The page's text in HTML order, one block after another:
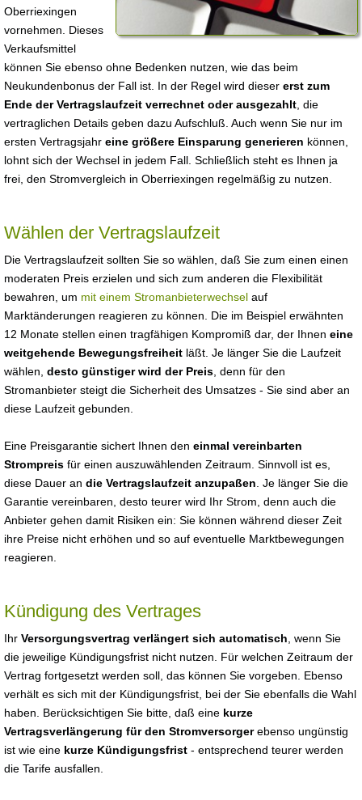
Oberriexingen
vornehmen. Dieses
Verkaufsmittel
können Sie ebenso ohne Bedenken nutzen, wie das beim
Neukundenbonus der Fall ist. In der Regel wird dieser erst zum
Ende der Vertragslaufzeit verrechnet oder ausgezahlt , die
vertraglichen Details geben dazu Aufschluß. Auch wenn Sie nur im
ersten Vertragsjahr eine größere Einsparung generieren können,
lohnt sich der Wechsel in jedem Fall. Schließlich steht es Ihnen ja
frei, den Stromvergleich in Oberriexingen regelmäßig zu nutzen.
Wählen der Vertragslaufzeit
Die Vertragslaufzeit sollten Sie so wählen, daß Sie zum einen einen
moderaten Preis erzielen und sich zum anderen die Flexibilität
bewahren, um mit einem Stromanbieterwechsel auf
Marktänderungen reagieren zu können. Die im Beispiel erwähnten
12 Monate stellen einen tragfähigen Kompromiß dar, der Ihnen eine
weitgehende Bewegungsfreiheit läßt. Je länger Sie die Laufzeit
wählen, desto günstiger wird der Preis , denn für den
Stromanbieter steigt die Sicherheit des Umsatzes - Sie sind aber an
diese Laufzeit gebunden.
Eine Preisgarantie sichert Ihnen den einmal vereinbarten
Strompreis für einen auszuwählenden Zeitraum. Sinnvoll ist es,
diese Dauer an die Vertragslaufzeit anzupaßen . Je länger Sie die
Garantie vereinbaren, desto teurer wird Ihr Strom, denn auch die
Anbieter gehen damit Risiken ein: Sie können während dieser Zeit
ihre Preise nicht erhöhen und so auf eventuelle Marktbewegungen
reagieren.
Kündigung des Vertrages
Ihr Versorgungsvertrag verlängert sich automatisch , wenn Sie
die jeweilige Kündigungsfrist nicht nutzen. Für welchen Zeitraum der
Vertrag fortgesetzt werden soll, das können Sie vorgeben. Ebenso
verhält es sich mit der Kündigungsfrist, bei der Sie ebenfalls die Wahl
haben. Berücksichtigen Sie bitte, daß eine kurze
Vertragsverlängerung für den Stromversorgerebenso ungünstig
ist wie eine kurze Kündigungsfrist - entsprechend teurer werden
die Tarife ausfallen.